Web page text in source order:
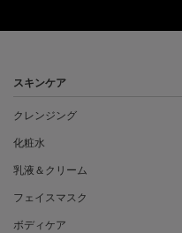
スキンケア
クレンジング
化粧水
乳液＆クリーム
フェイスマスク
ボディケア